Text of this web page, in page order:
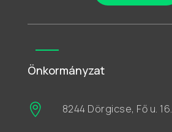
Önkormányzat
 8244 Dörgicse, Fő u. 16.